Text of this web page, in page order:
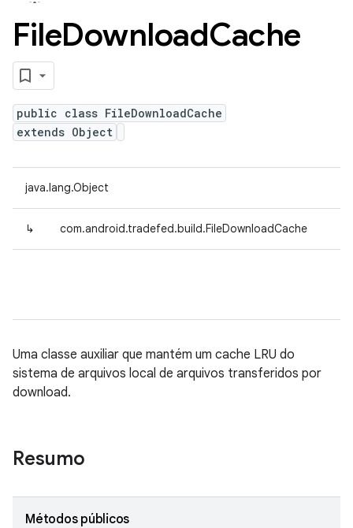
FileDownloadCache
public class FileDownloadCache
extends Object
java.lang.Object
↳ com.android.tradefed.build.FileDownloadCache
Uma classe auxiliar que mantém um cache LRU do
sistema de arquivos local de arquivos transferidos por
download.
Resumo
Métodos públicos